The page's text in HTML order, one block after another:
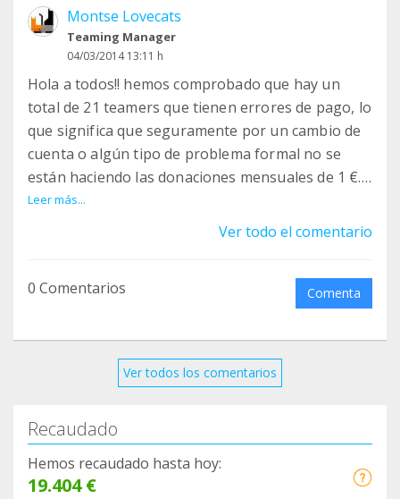
tarjeta de crédito o con domiciliación en una
cuenta bancaria. Podéis hacerlo a través del
https://www.teaming.netuser/edit/bankingAccoun
t
La subscripción anual tan sólo se aplica a aquellos
Teamers que colaboran con tarjeta de crédito, en
cambio, aquellos que colaboran mediante cuenta
su voluntad de no seguir o gestionen la baja. Por
este motivo, los Teamers que quieran evitar que
mediante domiciliación bancaria.
Os agradeceremos mucho que renovéis vuestra
suscripción, necesitamos vuestra ayuda para
seguir adelante
Montse Lovecats
Teaming Manager
04/03/2014 13:11 h
Hola a todos!! hemos comprobado que hay un
total de 21 teamers que tienen errores de pago, lo
que significa que seguramente por un cambio de
cuenta o algún tipo de problema formal no se
están haciendo las donaciones mensuales de 1 €.
Os agradeceremos mucho que comprobéis que
vuestra aportación se está realizando
Leer más...
Ver todo el comentario
0 Comentarios Comenta
Ver todos los comentarios
Recaudado
Hemos recaudado hasta hoy:
19.404 €